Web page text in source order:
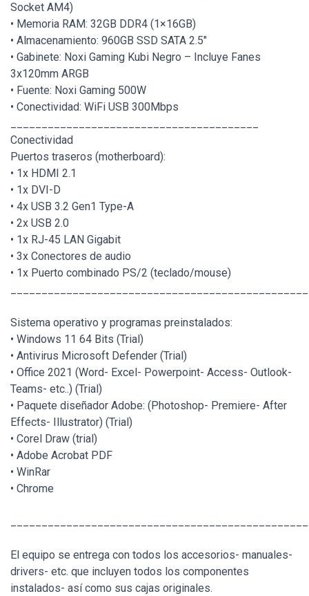
Socket AM4)
• Memoria RAM: 32GB DDR4 (1×16GB)
• Almacenamiento: 960GB SSD SATA 2.5"
• Gabinete: Noxi Gaming Kubi Negro – Incluye Fanes
3x120mm ARGB
• Fuente: Noxi Gaming 500W
• Conectividad: WiFi USB 300Mbps
Conectividad
Puertos traseros (motherboard):
• 1x HDMI 2.1
• 1x DVI-D
• 4x USB 3.2 Gen1 Type-A
• 2x USB 2.0
• 1x RJ-45 LAN Gigabit
• 3x Conectores de audio
• 1x Puerto combinado PS/2 (teclado/mouse)
Sistema operativo y programas preinstalados:
• Windows 11 64 Bits (Trial)
• Antivirus Microsoft Defender (Trial)
• Office 2021 (Word- Excel- Powerpoint- Access- Outlook-
Teams- etc..) (Trial)
• Paquete diseñador Adobe: (Photoshop- Premiere- After
Effects- Illustrator) (Trial)
• Corel Draw (trial)
• Adobe Acrobat PDF
• WinRar
• Chrome
El equipo se entrega con todos los accesorios- manuales-
drivers- etc. que incluyen todos los componentes
instalados- así como sus cajas originales.